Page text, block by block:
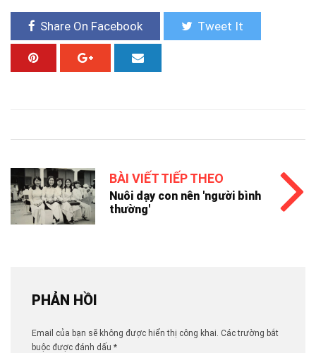
Share On Facebook Tweet It
BÀI VIẾT TIẾP THEO
Nuôi dạy con nên 'người bình
thường'
PHẢN HỒI
Email của bạn sẽ không được hiển thị công khai. Các trường bắt
buộc được đánh dấu *